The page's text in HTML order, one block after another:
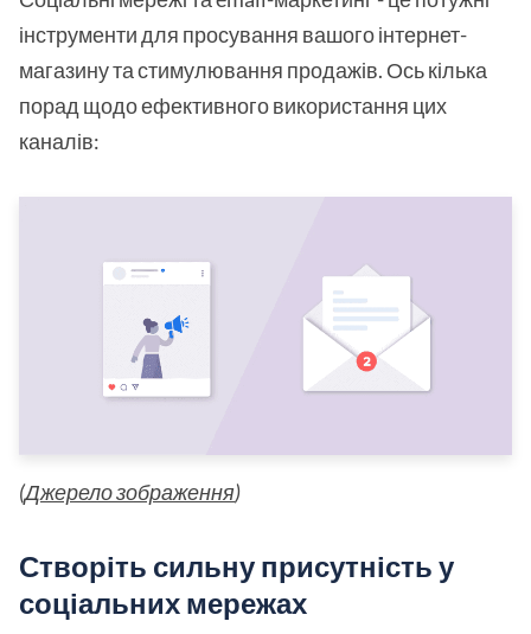
інструменти для просування вашого інтернет-
магазину та стимулювання продажів. Ось кілька
порад щодо ефективного використання цих
каналів:
(Джерело зображення)
Створіть сильну присутність у
соціальних мережах